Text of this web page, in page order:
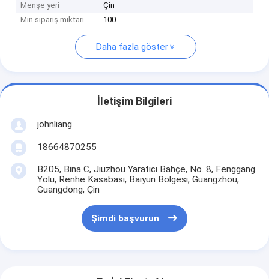
Menşe yeri
Çin
Min sipariş miktarı
100
Daha fazla göster
İletişim Bilgileri
johnliang
18664870255
B205, Bina C, Jiuzhou Yaratıcı Bahçe, No. 8, Fenggang
Yolu, Renhe Kasabası, Baiyun Bölgesi, Guangzhou,
Guangdong, Çin
Şimdi başvurun